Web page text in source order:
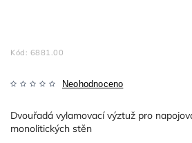
Kód: 6881.00
Neohodnoceno
Dvouřadá vylamovací výztuž pro
monolitických stěn